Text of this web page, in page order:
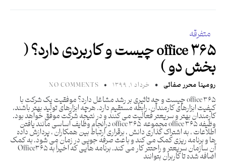
متفرقه
office 365 چیست و کاربردی دارد؟ (
بخش دو )
رومینا محرر صفائی خرداد ۱, ۱۳۹۹ NO COMMENTS
office 365 چیست و چه تاثیری بر رشد مشاغل دارد؟ موفقیت یک شرکت با
کیفیت ابزارهای کارمندان، رابطه مستقیم دارد. هرچه ابزارهای تولید بهتر باشند،
کارمندان بهتر و سریعتر فعالیت می کنند و در نتیجه شرکت موفق خواهد بود.
وظیفه office 365 مجموعه office 365 درانجام وظایف اساسی مانند یافتن
اطلاعات ، به اشتراک گذاری دانش ، برقراری ارتباط بین همکاران ، پردازش داده
ها و برنامه ریزی کمک می کند و باعث صرفه جویی در زمان می شود. به کمک
آن سازمان سریعتر و راحتتر کار می کند. برنامه هایی که اخیراً به Office365
اضافه شده تا کاربران بتوانند